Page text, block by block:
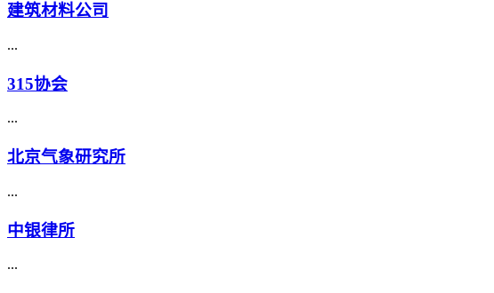
建筑材料公司
...
315协会
...
北京气象研究所
...
中银律所
...